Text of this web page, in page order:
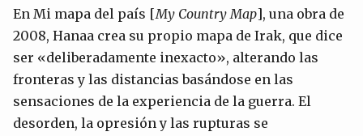
En Mi mapa del país [My Country Map], una obra de
2008, Hanaa crea su propio mapa de Irak, que dice
ser «deliberadamente inexacto», alterando las
fronteras y las distancias basándose en las
sensaciones de la experiencia de la guerra. El
desorden, la opresión y las rupturas se